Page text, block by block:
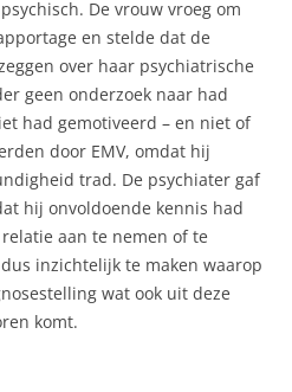
De vrouw vroeg om
en stelde dat de
over haar psychiatrische
geen onderzoek naar had
had gemotiveerd – en niet of
door EMV, omdat hij
trad. De psychiater gaf
hij onvoldoende kennis had
aan te nemen of te
inzichtelijk te maken waarop
wat ook uit deze
komt.